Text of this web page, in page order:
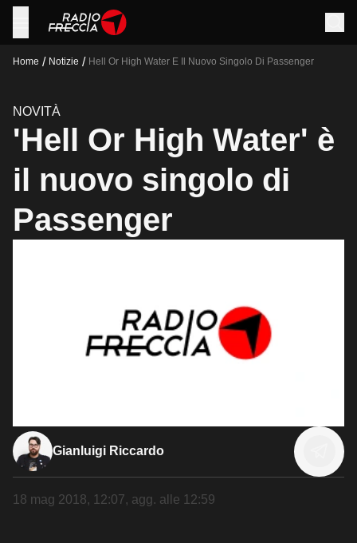
Home / Notizie / Hell Or High Water E Il Nuovo Singolo Di Passenger
NOVITÀ
'Hell Or High Water' è
il nuovo singolo di
Passenger
Gianluigi Riccardo
18 mag 2018, 12:07, agg. alle 12:59